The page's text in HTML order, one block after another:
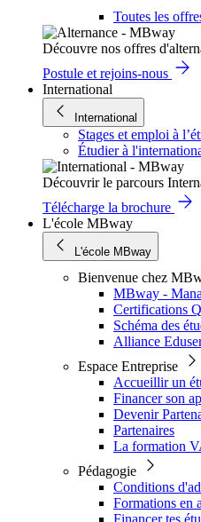
Toutes les
Découvre nos offres
Postule et rejoins-nous
International
International
Stages et emploi à
Étudier à
Découvrir le parcours
Télécharge la brochure
L'école MBway
L'école MBway
Bienvenue chez
MBway -
Certifications
Schéma des
Alliance
Espace Entreprise
Accueillir un
Financer son
Devenir
Partenaires
La formation
Pédagogie
Conditions
Formations en
Financer tes